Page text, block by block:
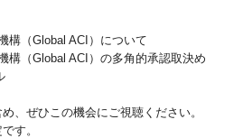
構（Global ACI）について
構（Global ACI）の多角的承認取決め
、ぜひこの機会にご視聴ください。
す。